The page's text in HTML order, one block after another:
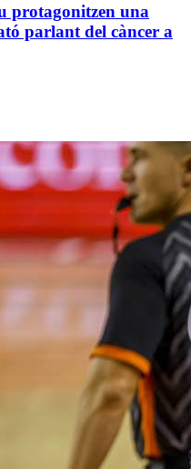
protagonitzen una
parlant del càncer a